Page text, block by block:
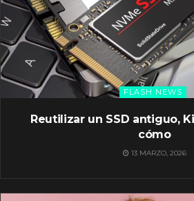
FLASH NEWS
Reutilizar un SSD antiguo,
cómo
13 MARZO, 2026